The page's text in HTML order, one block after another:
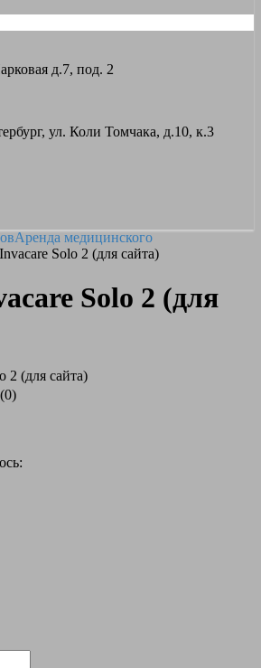
д.7, под. 2
ул. Коли Томчака, д.10, к.3
Аренда медицинского
Solo 2 (для сайта)
Solo 2 (для
(0)